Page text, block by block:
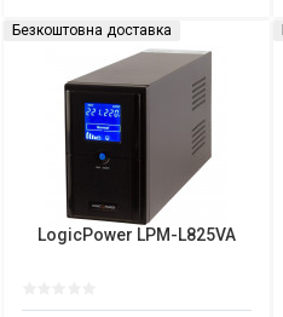
Безкоштовна доставка
LogicPower LPM-L825VA